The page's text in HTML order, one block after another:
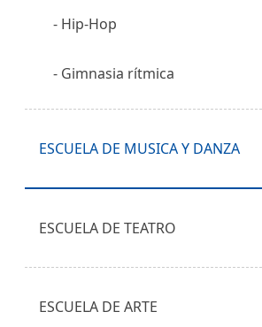
Hip-Hop
Gimnasia rítmica
ESCUELA DE MUSICA Y DANZA
ESCUELA DE TEATRO
ESCUELA DE ARTE